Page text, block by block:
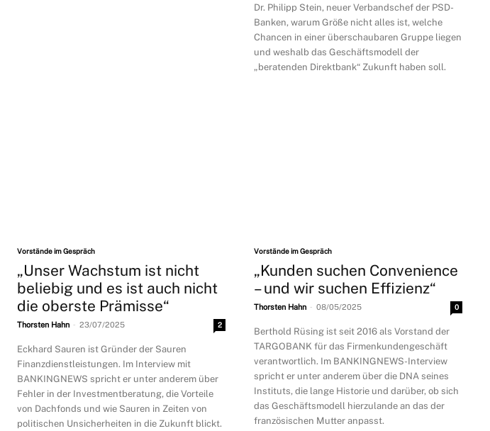
Dr. Philipp Stein, neuer Verbandschef der PSD-
Banken, warum Größe nicht alles ist, welche
Chancen in einer überschaubaren Gruppe liegen
und weshalb das Geschäftsmodell der
„beratenden Direktbank“ Zukunft haben soll.
Vorstände im Gespräch
„Unser Wachstum ist nicht
beliebig und es ist auch nicht
die oberste Prämisse“
Thorsten Hahn - 23/07/2025 2
Eckhard Sauren ist Gründer der Sauren
Finanzdienstleistungen. Im Interview mit
BANKINGNEWS spricht er unter anderem über
Fehler in der Investmentberatung, die Vorteile
von Dachfonds und wie Sauren in Zeiten von
politischen Unsicherheiten in die Zukunft blickt.
Vorstände im Gespräch
„Kunden suchen Convenience
– und wir suchen Effizienz“
Thorsten Hahn - 08/05/2025 0
Berthold Rüsing ist seit 2016 als Vorstand der
TARGOBANK für das Firmenkundengeschäft
verantwortlich. Im BANKINGNEWS-Interview
spricht er unter anderem über die DNA seines
Instituts, die lange Historie und darüber, ob sich
das Geschäftsmodell hierzulande an das der
französischen Mutter anpasst.